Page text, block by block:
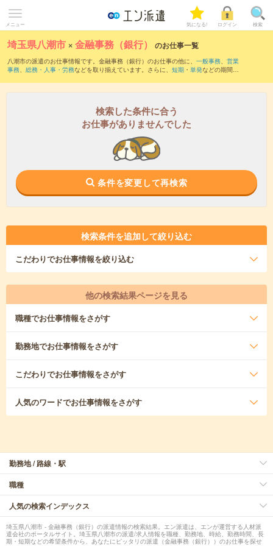
メニュー 気になる! ログイン 検索
埼玉県八潮市 ×金融事務（銀行） のお仕事一覧
八潮市の派遣のお仕事情報です。金融事務（銀行）のお仕事の他に、 一般事務、 営業
事務、 総務・人事・労務などを取り揃えています。さらに、 短期 ・ 単発などの期間
検索した条件に合う
お仕事がありませんでした
条件を変更して再検索
検索条件を追加して絞り込む
こだわりでお仕事情報を絞り込む
他の検索結果ページを見る
職種でお仕事情報をさがす
勤務地でお仕事情報をさがす
こだわりでお仕事情報をさがす
人気のワードでお仕事情報をさがす
勤務地 / 路線・駅
職種
人気の検索インデックス
埼玉県八潮市 - 金融事務（銀行）の派遣情報の検索結果。エン派遣は、エンが運営する人材派
遣会社のポータルサイト。埼玉県八潮市の派遣/求人情報を職種、勤務地、時給、勤務時間、長
期・短期などの希望条件から、あなたにピッタリの派遣（金融事務（銀行））のお仕事を探せ